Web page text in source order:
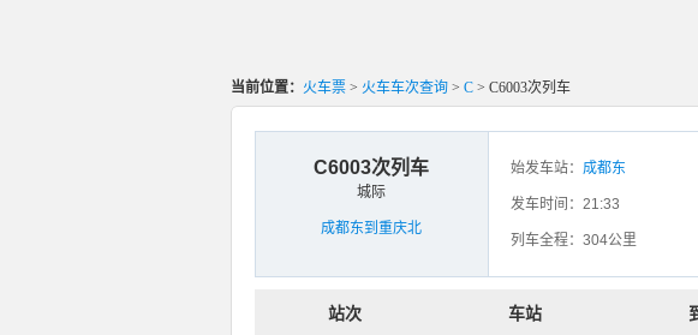
当前位置： 火车票 > 火车车次查询 > C > C6003次列车
C6003次列车
城际
成都东到重庆北
始发车站：成都东
发车时间：21:33
列车全程：304公里
站次 车站